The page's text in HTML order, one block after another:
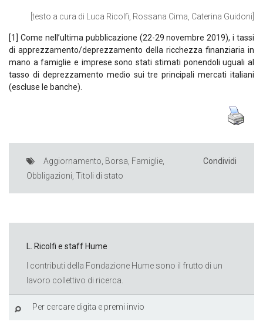
[testo a cura di Luca Ricolfi, Rossana Cima, Caterina Guidoni]
[1] Come nell’ultima pubblicazione (22-29 novembre 2019), i tassi
di apprezzamento/deprezzamento della ricchezza finanziaria in
mano a famiglie e imprese sono stati stimati ponendoli uguali al
tasso di deprezzamento medio sui tre principali mercati italiani
(escluse le banche).
Aggiornamento Borsa Famiglie
Obbligazioni Titoli di stato
Condividi
L. Ricolfi e staff Hume
I contributi della Fondazione Hume sono il frutto di un
lavoro collettivo di ricerca.